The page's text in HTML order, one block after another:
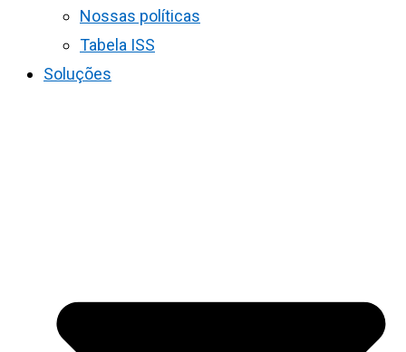
Nossas políticas
Tabela ISS
Soluções